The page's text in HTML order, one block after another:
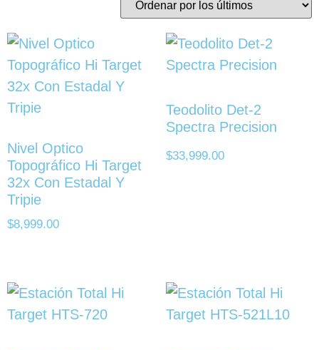
Nivel Optico
Topográfico Hi Target
32x Con Estadal Y
Tripie
$8,999.00
Teodolito Det-2
Spectra Precision
$33,999.00